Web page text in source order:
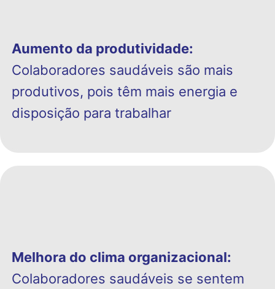
Aumento da produtividade:
Colaboradores saudáveis são mais
produtivos, pois têm mais energia e
disposição para trabalhar
Melhora do clima organizacional:
Colaboradores saudáveis se sentem